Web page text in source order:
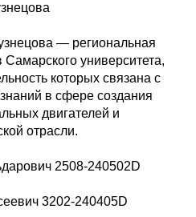
— региональная
Самарского университета,
которых связана с
в сфере создания
двигателей и
отрасли.
2508-240502D
3202-240405D